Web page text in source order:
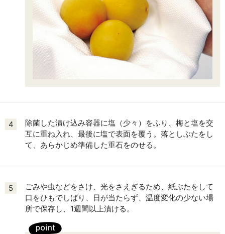
4
除菌した漬け込み容器に塩（少々）をふり、梅と塩を交
互に重ね入れ、最後に塩で表面を覆う。落としぶたをし
て、あらかじめ準備した重石をのせる。
5
ごみや虫などをさけ、光をさえぎるため、紙ぶたをして
口をひもでしばり、日が当たらず、温度変化の少ない場
所で保存し、1週間以上漬ける。